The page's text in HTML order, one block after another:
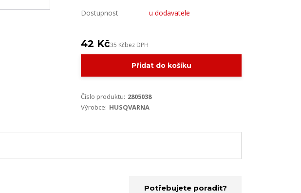
Dostupnost u dodavatele
42 Kč35 Kčbez DPH
Přidat do košíku
Číslo produktu: 2805038
Výrobce: HUSQVARNA
Potřebujete poradit?